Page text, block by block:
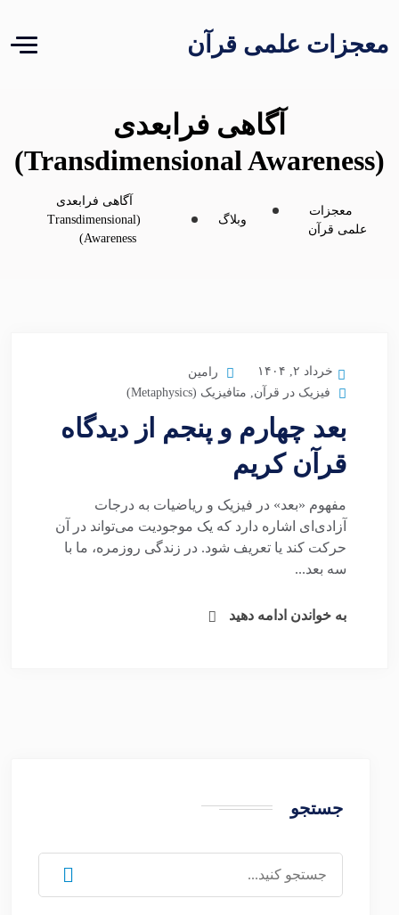
معجزات علمی قرآن
آگاهی فرابعدی
(Transdimensional Awareness)
معجزات
علمی قرآن
وبلاگ
آگاهی فرابعدی
(Transdimensional
Awareness)
خرداد ۲, ۱۴۰۴
رامین
فیزیک در قرآن, متافیزیک (Metaphysics)
بعد چهارم و پنجم از دیدگاه
قرآن کریم
مفهوم «بعد» در فیزیک و ریاضیات به درجات
آزادی‌ای اشاره دارد که یک موجودیت می‌تواند در آن
حرکت کند یا تعریف شود. در زندگی روزمره، ما با
سه بعد...
به خواندن ادامه دهید
جستجو
برای: